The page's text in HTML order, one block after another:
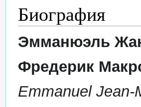
Биография
Эмманюэль
Фредерик
Emmanuel Jean-